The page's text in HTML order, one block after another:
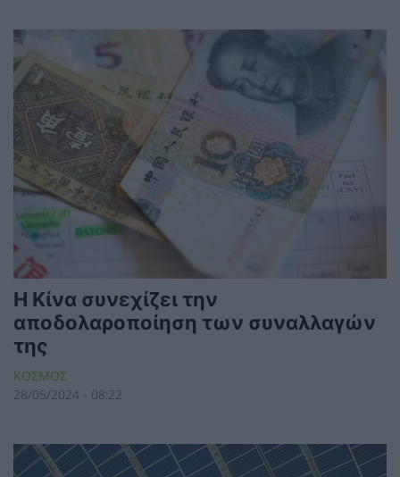
Η Κίνα συνεχίζει την
αποδολαροποίηση των συναλλαγών
της
ΚΟΣΜΟΣ
28/05/2024 - 08:22